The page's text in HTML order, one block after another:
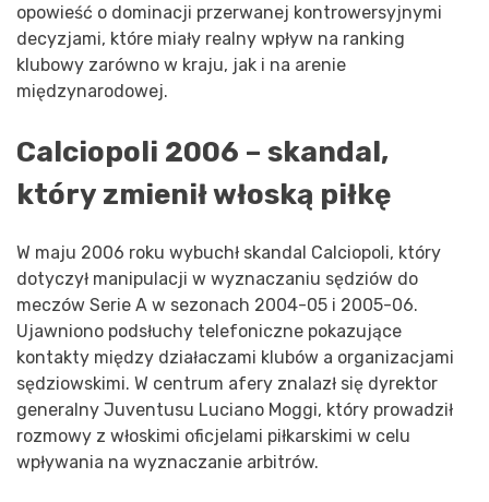
opowieść o dominacji przerwanej kontrowersyjnymi
decyzjami, które miały realny wpływ na ranking
klubowy zarówno w kraju, jak i na arenie
międzynarodowej.
Calciopoli 2006 – skandal,
który zmienił włoską piłkę
W maju 2006 roku wybuchł skandal Calciopoli, który
dotyczył manipulacji w wyznaczaniu sędziów do
meczów Serie A w sezonach 2004-05 i 2005-06.
Ujawniono podsłuchy telefoniczne pokazujące
kontakty między działaczami klubów a organizacjami
sędziowskimi. W centrum afery znalazł się dyrektor
generalny Juventusu Luciano Moggi, który prowadził
rozmowy z włoskimi oficjelami piłkarskimi w celu
wpływania na wyznaczanie arbitrów.